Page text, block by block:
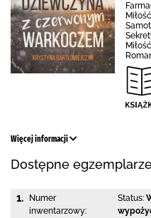
Więcej informacji
Dostępne
1.
Numer
inwentarzowy:
Status: